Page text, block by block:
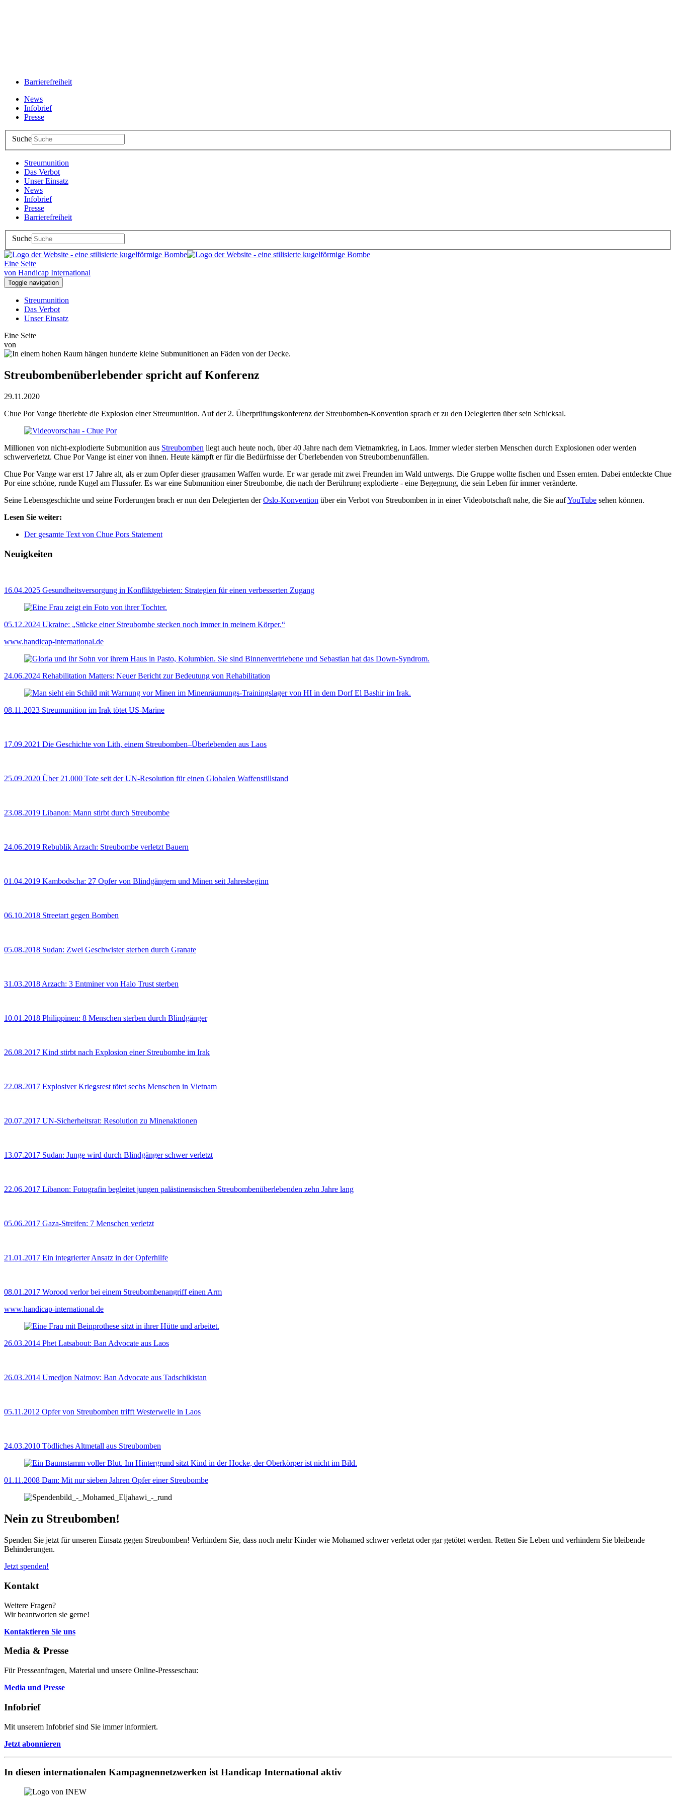
Barrierefreiheit
News
Infobrief
Presse
Suche
Streumunition
Das Verbot
Unser Einsatz
News
Infobrief
Presse
Barrierefreiheit
Suche
Eine Seite
von Handicap International
Toggle navigation
Streumunition
Das Verbot
Unser Einsatz
Eine Seite
von
Streubombenüberlebender spricht auf Konferenz
29.11.2020
Chue Por Vange überlebte die Explosion einer Streumunition. Auf der 2. Überprüfungskonferenz der Streubomben-Konvention sprach er zu den Delegierten über sein Schicksal.
Millionen von nicht-explodierte Submunition aus Streubomben liegt auch heute noch, über 40 Jahre nach dem Vietnamkrieg, in Laos. Immer wieder sterben Menschen durch Explosionen oder werden
schwerverletzt. Chue Por Vange ist einer von ihnen. Heute kämpft er für die Bedürfnisse der Überlebenden von Streubombenunfällen.
Chue Por Vange war erst 17 Jahre alt, als er zum Opfer dieser grausamen Waffen wurde. Er war gerade mit zwei Freunden im Wald untwergs. Die Gruppe wollte fischen und Essen ernten. Dabei entdeckte Chue
Por eine schöne, runde Kugel am Flussufer. Es war eine Submunition einer Streubombe, die nach der Berührung explodierte - eine Begegnung, die sein Leben für immer veränderte.
Seine Lebensgeschichte und seine Forderungen brach er nun den Delegierten derOslo-Konvention über ein Verbot von Streubomben in in einer Videobotschaft nahe, die Sie aufYouTube sehen können.
Lesen Sie weiter:
Der gesamte Text von Chue Pors Statement
Neuigkeiten
16.04.2025 Gesundheitsversorgung in Konfliktgebieten: Strategien für einen verbesserten Zugang
05.12.2024 Ukraine: „Stücke einer Streubombe stecken noch immer in meinem Körper.“
www.handicap-international.de
24.06.2024 Rehabilitation Matters: Neuer Bericht zur Bedeutung von Rehabilitation
08.11.2023 Streumunition im Irak tötet US-Marine
17.09.2021 Die Geschichte von Lith, einem Streubomben–Überlebenden aus Laos
25.09.2020 Über 21.000 Tote seit der UN-Resolution für einen Globalen Waffenstillstand
23.08.2019 Libanon: Mann stirbt durch Streubombe
24.06.2019 Rebublik Arzach: Streubombe verletzt Bauern
01.04.2019 Kambodscha: 27 Opfer von Blindgängern und Minen seit Jahresbeginn
06.10.2018 Streetart gegen Bomben
05.08.2018 Sudan: Zwei Geschwister sterben durch Granate
31.03.2018Arzach: 3 Entminer von Halo Trust sterben
10.01.2018 Philippinen: 8 Menschen sterben durch Blindgänger
26.08.2017 Kind stirbt nach Explosion einer Streubombe im Irak
22.08.2017 Explosiver Kriegsrest tötet sechs Menschen in Vietnam
20.07.2017 UN-Sicherheitsrat: Resolution zu Minenaktionen
13.07.2017 Sudan: Junge wird durch Blindgänger schwer verletzt
22.06.2017 Libanon: Fotografin begleitet jungen palästinensischen Streubombenüberlebenden zehn Jahre lang
05.06.2017 Gaza-Streifen: 7 Menschen verletzt
21.01.2017 Ein integrierter Ansatz in der Opferhilfe
08.01.2017 Worood verlor bei einem Streubombenangriff einen Arm
www.handicap-international.de
26.03.2014 Phet Latsabout: Ban Advocate aus Laos
26.03.2014 Umedjon Naimov: Ban Advocate aus Tadschikistan
05.11.2012 Opfer von Streubomben trifft Westerwelle in Laos
24.03.2010 Tödliches Altmetall aus Streubomben
01.11.2008 Dam: Mit nur sieben Jahren Opfer einer Streubombe
Nein zu Streubomben!
Spenden Sie jetzt für unseren Einsatz gegen Streubomben! Verhindern Sie, dass noch mehr Kinder wie Mohamed schwer verletzt oder gar getötet werden. Retten Sie Leben und verhindern Sie bleibende
Behinderungen.
Jetzt spenden!
Kontakt
Weitere Fragen?
Wir beantworten sie gerne!
Kontaktieren Sie uns
Media & Presse
Für Presseanfragen, Material und unsere Online-Presseschau:
Media und Presse
Infobrief
Mit unserem Infobrief sind Sie immer informiert.
Jetzt abonnieren
In diesen internationalen Kampagnennetzwerken ist Handicap International aktiv